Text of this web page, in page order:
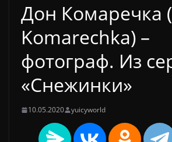
Дон Комаречка
Komarechka) –
фотограф. Из
«Снежинки»
10.05.2020 yuicyworld